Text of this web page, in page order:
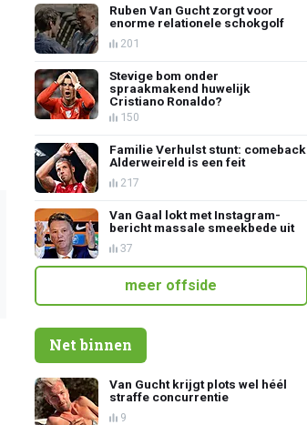
Ruben Van Gucht zorgt voor
enorme relationele schokgolf
201
Stevige bom onder
spraakmakend huwelijk
Cristiano Ronaldo?
150
Familie Verhulst stunt: comeback
Alderweireld is een feit
217
Van Gaal lokt met Instagram-
bericht massale smeekbede uit
37
meer offside
Net binnen
Van Gucht krijgt plots wel héél
straffe concurrentie
9